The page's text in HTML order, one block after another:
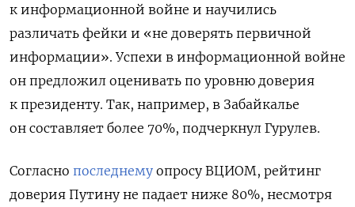
к информационной войне и научились
различать фейки и «не доверять первичной
информации». Успехи в информационной войне
он предложил оценивать по уровню доверия
к президенту. Так, например, в Забайкалье
он составляет более 70%, подчеркнул Гурулев.
Согласно последнему опросу ВЦИОМ, рейтинг
доверия Путину не падает ниже 80%, несмотря